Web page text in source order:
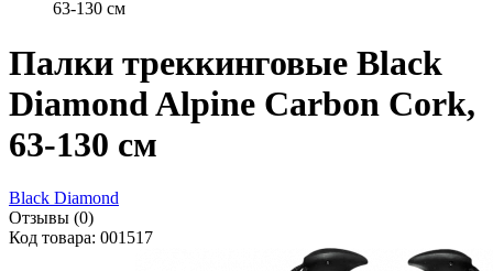
63-130 см
Палки треккинговые Black
Diamond Alpine Carbon Cork,
63-130 см
Black Diamond
Отзывы (0)
Код товара: 001517